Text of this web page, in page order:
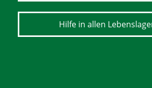
Hilfe in allen